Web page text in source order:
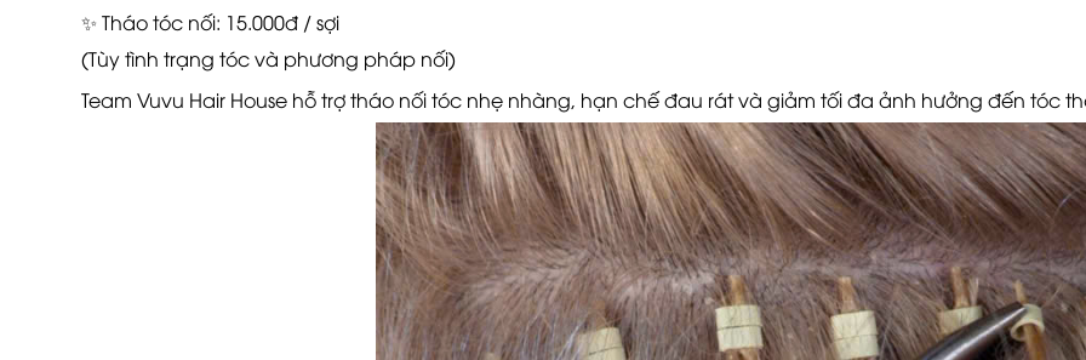
✨ Tháo tóc nối: 15.000đ / sợi
(Tùy tình trạng tóc và phương pháp nối)
Team Vuvu Hair House hỗ trợ tháo nối tóc nhẹ nhàng, hạn chế đau rát và giảm tối đa ảnh hưởng đến tóc